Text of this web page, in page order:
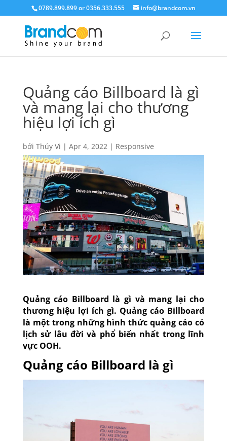
0789.899.899 or 0356.333.555 info@brandcom.vn
Quảng cáo Billboard là gì
và mang lại cho thương
hiệu lợi ích gì
bởi Thúy Vi | Apr 4, 2022| Responsive
Quảng cáo Billboard là gì và mang lại cho
thương hiệu lợi ích gì. Quảng cáo Billboard
là một trong những hình thức quảng cáo có
lịch sử lâu đời và phổ biến nhất trong lĩnh
vực OOH.
Quảng cáo Billboard là gì